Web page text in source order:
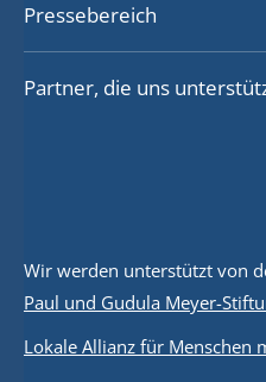
Pressebereich
Partner, die uns
Wir werden unterstützt von
Paul und Gudula Meyer-
Lokale Allianz für Menschen